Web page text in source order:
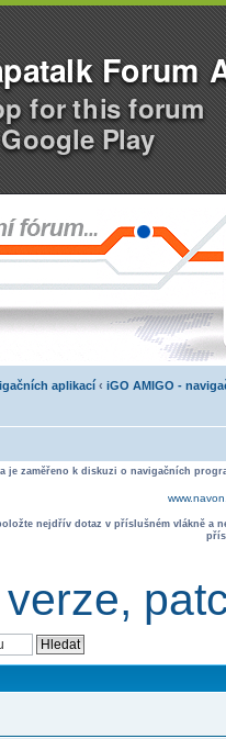
Forum
for this forum
Play
aplikací ‹ iGO AMIGO -
je zaměřeno k diskuzi o navigačních
nejdřív dotaz v příslušném vlákně a